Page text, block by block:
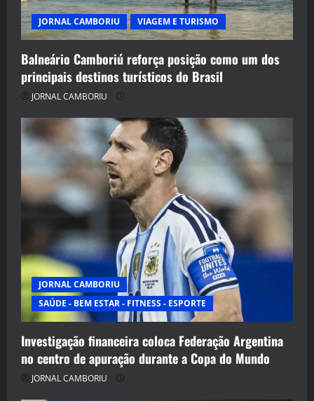
JORNAL CAMBORIU VIAGEM E TURISMO
Balneário Camboriú reforça posição como um dos
principais destinos turísticos do Brasil
JORNAL CAMBORIU
JORNAL CAMBORIU
SAÚDE - BEM ESTAR - FITNESS - ESPORTE
Investigação financeira coloca Federação Argentina
no centro de apuração durante a Copa do Mundo
JORNAL CAMBORIU